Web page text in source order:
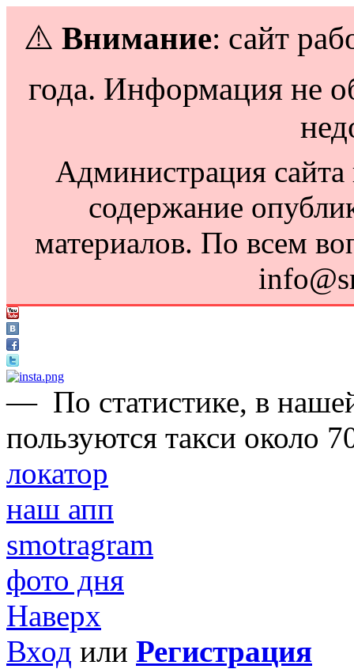
⚠️ Внимание: сайт
года. Информация не
Администрация сайта
содержание
материалов. По всем
— По статистике, в
пользуются такси около
локатор
наш апп
smotragram
фото дня
Наверх
Вход или Регистрация